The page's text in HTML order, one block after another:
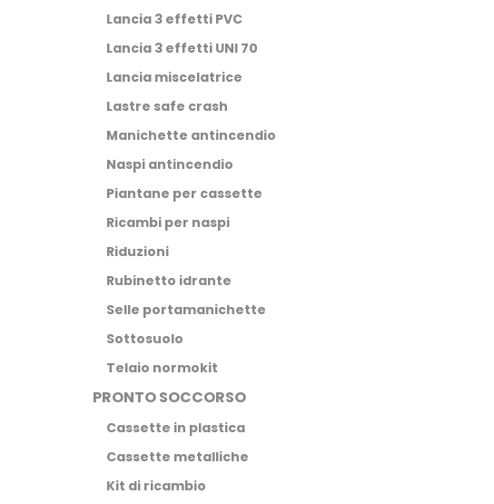
Lancia 3 effetti PVC
Lancia 3 effetti UNI 70
Lancia miscelatrice
Lastre safe crash
Manichette antincendio
Naspi antincendio
Piantane per cassette
Ricambi per naspi
Riduzioni
Rubinetto idrante
Selle portamanichette
Sottosuolo
Telaio normokit
PRONTO SOCCORSO
Cassette in plastica
Cassette metalliche
Kit di ricambio